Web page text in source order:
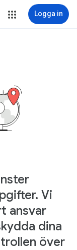
Logga in
Vi
ansvar
dina
över